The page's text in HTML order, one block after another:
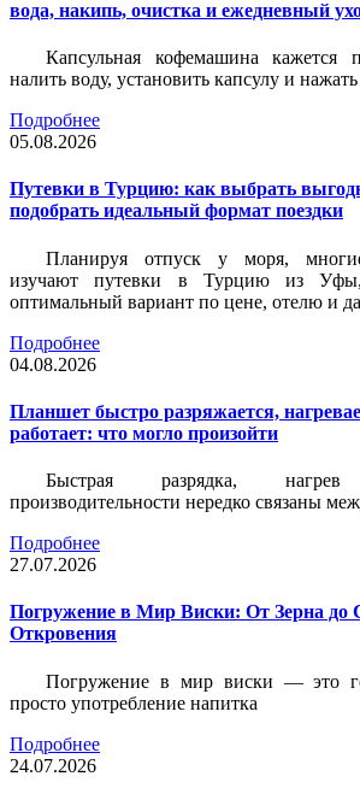
вода, накипь, очистка и ежедневный
Капсульная кофемашина кажется
налить воду, установить капсулу и
Подробнее
05.08.2026
Путевки в Турцию: как выбрать
подобрать идеальный формат поездки
Планируя отпуск у моря,
изучают путевки в Турцию из Уфы,
оптимальный вариант по цене, отелю и
Подробнее
04.08.2026
Планшет быстро разряжается,
работает: что могло произойти
Быстрая разрядка,
производительности нередко связаны
Подробнее
27.07.2026
Погружение в Мир Виски: От Зерна до
Откровения
Погружение в мир виски — это
просто употребление напитка
Подробнее
24.07.2026